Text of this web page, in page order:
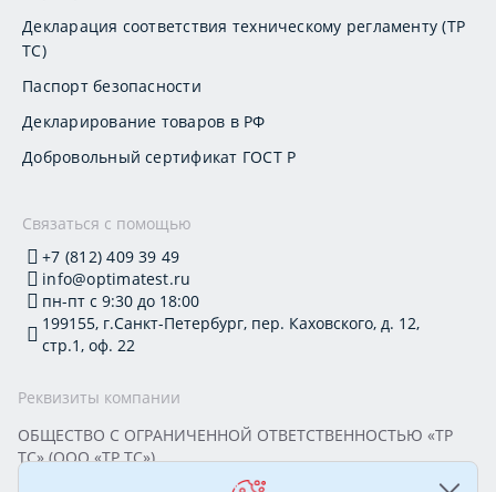
Декларация соответствия техническому регламенту (ТР
ТС)
Паспорт безопасности
Декларирование товаров в РФ
Добровольный сертификат ГОСТ Р
Связаться с помощью
+7 (812) 409 39 49
info@optimatest.ru
пн-пт с 9:30 до 18:00
199155, г.Санкт-Петербург, пер. Каховского, д. 12,
стр.1, оф. 22
Реквизиты компании
ОБЩЕСТВО С ОГРАНИЧЕННОЙ ОТВЕТСТВЕННОСТЬЮ «ТР
ТС» (ООО «ТР ТС»)
Юридический адрес: 199155, г. Санкт-Петербург, пер.